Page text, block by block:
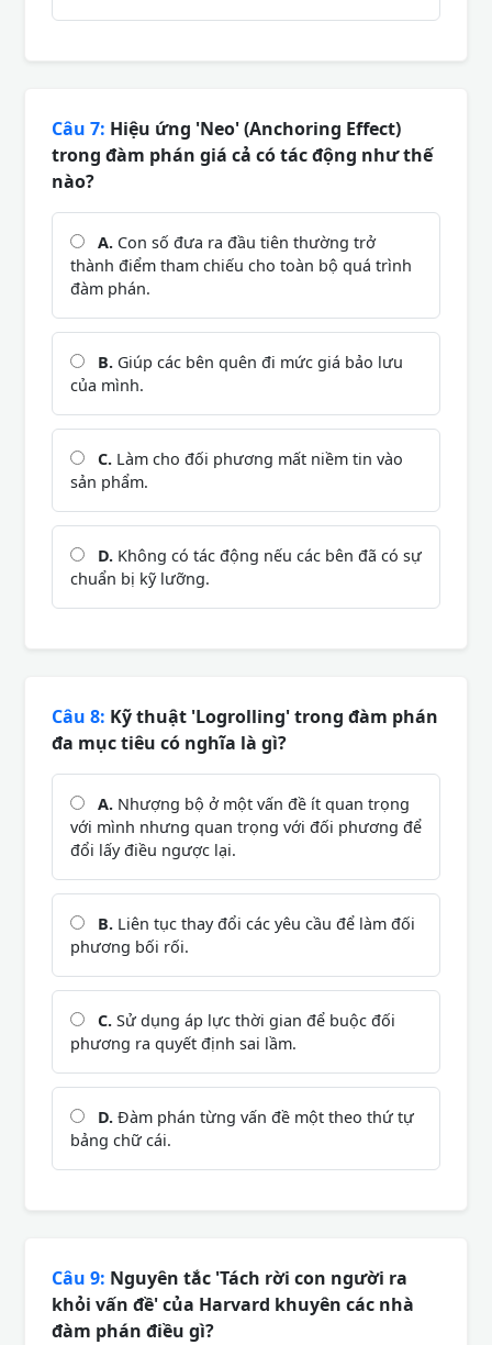
Câu 7: Hiệu ứng 'Neo' (Anchoring Effect)
trong đàm phán giá cả có tác động như thế
nào?
A. Con số đưa ra đầu tiên thường trở
thành điểm tham chiếu cho toàn bộ quá trình
đàm phán.
B. Giúp các bên quên đi mức giá bảo lưu
của mình.
C. Làm cho đối phương mất niềm tin vào
sản phẩm.
D. Không có tác động nếu các bên đã có sự
chuẩn bị kỹ lưỡng.
Câu 8: Kỹ thuật 'Logrolling' trong đàm phán
đa mục tiêu có nghĩa là gì?
A. Nhượng bộ ở một vấn đề ít quan trọng
với mình nhưng quan trọng với đối phương để
đổi lấy điều ngược lại.
B. Liên tục thay đổi các yêu cầu để làm đối
phương bối rối.
C. Sử dụng áp lực thời gian để buộc đối
phương ra quyết định sai lầm.
D. Đàm phán từng vấn đề một theo thứ tự
bảng chữ cái.
Câu 9: Nguyên tắc 'Tách rời con người ra
khỏi vấn đề' của Harvard khuyên các nhà
đàm phán điều gì?